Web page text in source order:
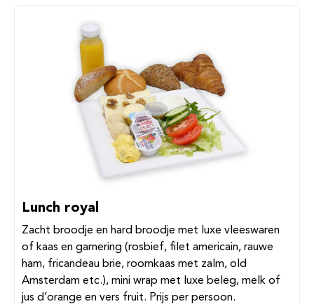
Lunch royal
Zacht broodje en hard broodje met luxe vleeswaren
of kaas en garnering (rosbief, filet americain, rauwe
ham, fricandeau brie, roomkaas met zalm, old
Amsterdam etc.), mini wrap met luxe beleg, melk of
jus d’orange en vers fruit. Prijs per persoon.